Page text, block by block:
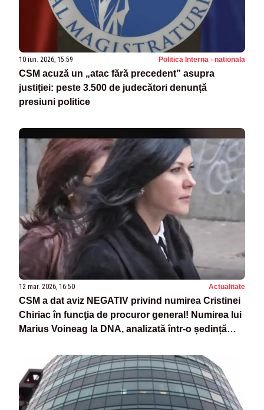
10 iun. 2026, 15:59 Politica Interna - nationala
CSM acuză un „atac fără precedent” asupra
justiției: peste 3.500 de judecători denunță
presiuni politice
12 mar. 2026, 16:50 Actualitate
CSM a dat aviz NEGATIV privind numirea Cristinei
Chiriac în funcţia de procuror general! Numirea lui
Marius Voineag la DNA, analizată într-o ședință